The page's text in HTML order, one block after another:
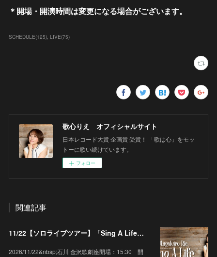
＊開場・開演時間は変更になる場合がございます。
SCHEDULE(125) LIVE(75)
歌心りえ オフィシャルサイト
日本レコード大賞 企画賞 受賞！ 「歌は心」をモッ
トーに歌い続けています。
フォロー
関連記事
11/22【ソロライブツアー】「Sing A Life」石川 金沢歌劇座
2026/11/22&nbsp;石川 金沢歌劇座開場：15:30 開